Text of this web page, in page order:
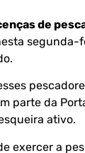
de
parte da
ativo.
exercer a